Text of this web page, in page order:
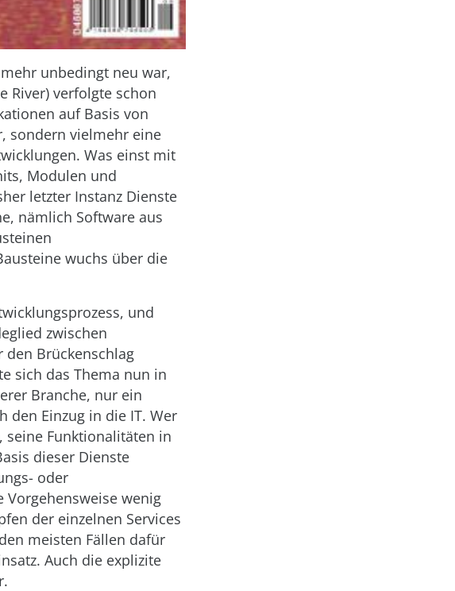
unbedingt neu war,
River) verfolgte schon
auf Basis von
sondern vielmehr eine
Was einst mit
Modulen und
letzter Instanz Dienste
nämlich Software aus
wuchs über die
und
zwischen
Brückenschlag
sich das Thema nun in
Branche, nur ein
den Einzug in die IT. Wer
Funktionalitäten in
dieser Dienste
oder
wenig
der einzelnen Services
meisten Fällen dafür
Auch die explizite